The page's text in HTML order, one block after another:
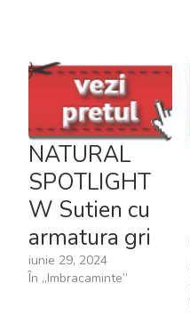
NATURAL
SPOTLIGHT
W Sutien cu
armatura gri
iunie 29, 2024
În „Imbracaminte”